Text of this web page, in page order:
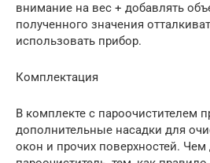
внимание на вес + добавлять
полученного значения
использовать прибор.
Комплектация
В комплекте с пароочистителем
дополнительные насадки для
окон и прочих поверхностей.